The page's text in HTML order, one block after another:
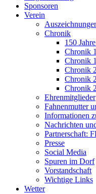
Sponsoren
Verein
Chronik
150
Chronik
Chronik
Chronik
Chronik
Chronik
Ehrenmitglieder
Fahnenmutter
Informationen
Nachrichten
Partnerschaft:
Presse
Social Media
Spuren im Dorf
Vorstandschaft
Wichtige Links
Wetter